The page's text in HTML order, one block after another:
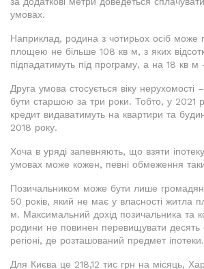
умовах.
Наприклад, родина з чотирьох осіб може
площею не більше 108 кв м, з яких
підпадатимуть під програму, а на 18 кв м
Друга умова стосується віку
бути старшою за три роки. Тобто, у 2021
кредит видаватимуть на квартири та
2018 року.
Хоча в уряді запевняють, що взяти
умовах може кожен, певні обмеження
Позичальником може бути лише
50 років, який не має у власності житла
м. Максимальний дохід позичальника та
родини не повинен перевищувати десять
регіоні, де розташований предмет іпотеки.
Для Києва це 218,12 тис грн на місяць,